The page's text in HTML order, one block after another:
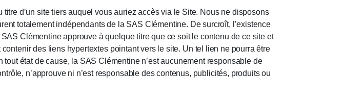
d’un site tiers auquel vous auriez accès via le Site. Nous ne disposons
totalement indépendants de la SAS Clémentine. De surcroît, l’existence
Clémentine approuve à quelque titre que ce soit le contenu de ce site et
des liens hypertextes pointant vers le site. Un tel lien ne pourra être
état de cause, la SAS Clémentine n’est aucunement responsable de
n’approuve ni n’est responsable des contenus, publicités, produits ou